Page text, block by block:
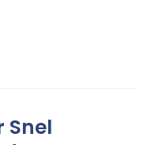
Snel